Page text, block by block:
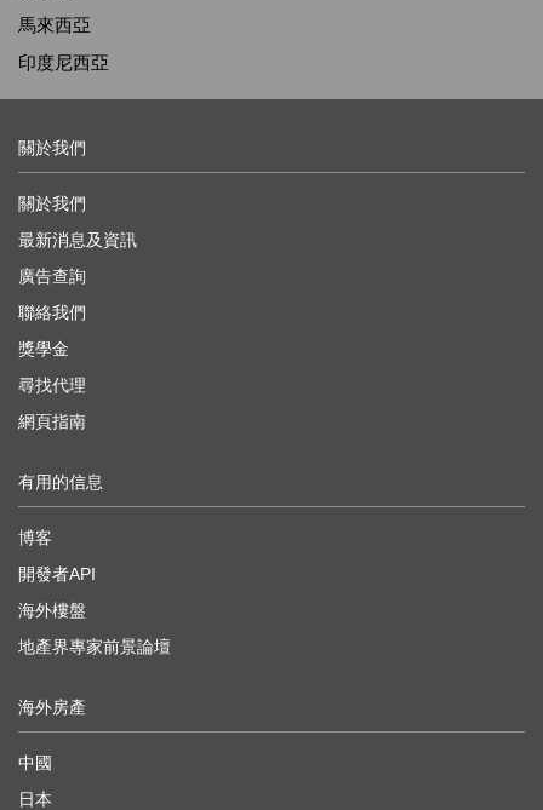
馬來西亞
印度尼西亞
關於我們
關於我們
最新消息及資訊
廣告查詢
聯絡我們
獎學金
尋找代理
網頁指南
有用的信息
博客
開發者API
海外樓盤
地產界專家前景論壇
海外房產
中國
日本